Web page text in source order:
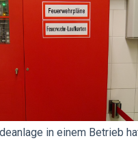
in einem Betrieb